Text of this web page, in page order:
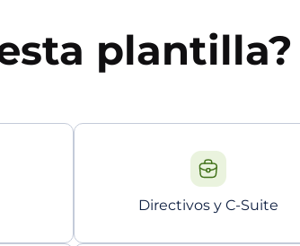
plantilla?
Directivos y C-Suite